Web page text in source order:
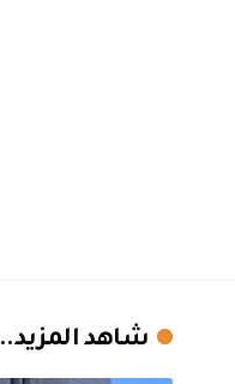
شاهد المزيد..